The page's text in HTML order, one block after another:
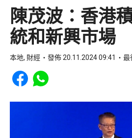
陳茂波：香港
統和新興市場
本地, 財經 發佈 20.11.2024 09:41 最
Share to Facebook
Share to WhatsApp